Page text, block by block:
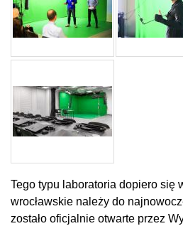
Tego typu laboratoria dopiero się
wrocławskie należy do
zostało oficjalnie otwarte przez